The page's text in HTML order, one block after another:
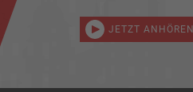
JETZT ANHÖREN